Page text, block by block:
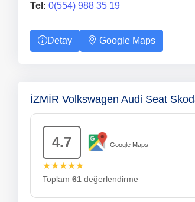
Tel: 0(554) 988 35 19
Detay Google Maps
İZMİR Volkswagen Audi Seat
4.7 Google Maps
★★★★★
Toplam 61değerlendirme